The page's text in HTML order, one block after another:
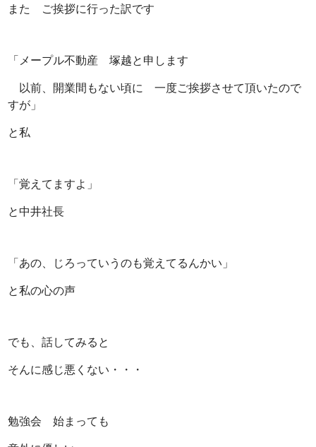
また ご挨拶に行った訳です
「メープル不動産 塚越と申します
以前、開業間もない頃に 一度ご挨拶させて頂いたので
すが」
と私
「覚えてますよ」
と中井社長
「あの、じろっていうのも覚えてるんかい」
と私の心の声
でも、話してみると
そんに感じ悪くない・・・
勉強会 始まっても